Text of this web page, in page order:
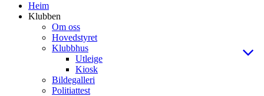
Heim
Klubben
Om oss
Hovedstyret
Klubbhus
Utleige
Kiosk
Bildegalleri
Politiattest